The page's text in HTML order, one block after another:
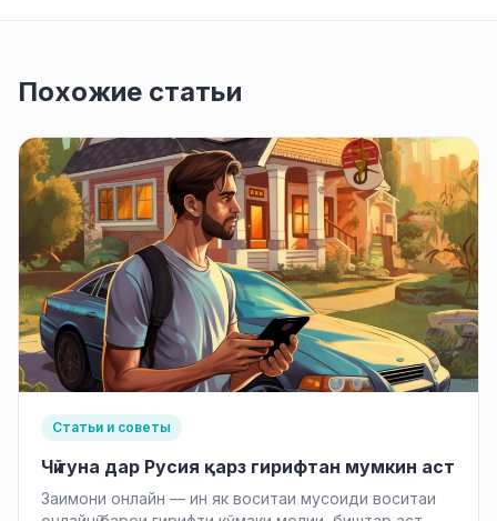
Похожие статьи
Статьи и советы
Чӣ гуна дар Русия қарз гирифтан мумкин аст
Заимони онлайн — ин як воситаи мусоиди воситаи